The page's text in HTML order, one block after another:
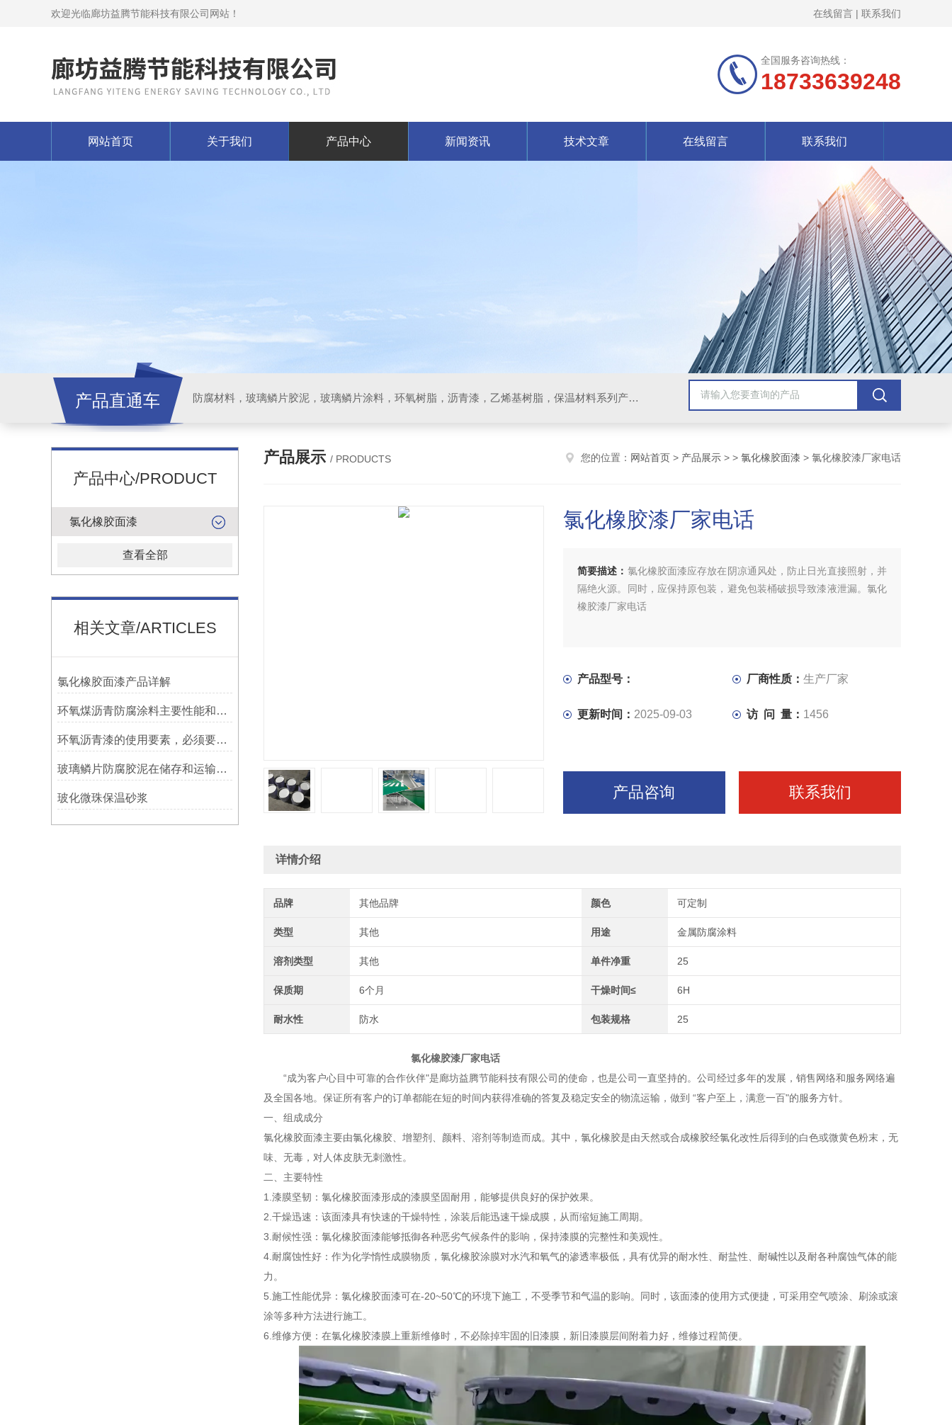
欢迎光临廊坊益腾节能科技有限公司网站！ 在线留言 | 联系我们
全国服务咨询热线：
18733639248
网站首页 关于我们 产品中心 新闻资讯 技术文章 在线留言 联系我们
产品直通车 防腐材料，玻璃鳞片胶泥，玻璃鳞片涂料，环氧树脂，沥青漆，乙烯基树脂，保温材料系列产品。
产品中心/PRODUCT
氯化橡胶面漆
查看全部
相关文章/ARTICLES
氯化橡胶面漆产品详解
环氧煤沥青防腐涂料主要性能和用途
环氧沥青漆的使用要素，必须要知道！
玻璃鳞片防腐胶泥在储存和运输过程中的注意点
玻化微珠保温砂浆
产品展示 / PRODUCTS 您的位置： 网站首页 > 产品展示 > > 氯化橡胶面漆 > 氯化橡胶漆厂家电话
氯化橡胶漆厂家电话
简要描述： 氯化橡胶面漆应存放在阴凉通风处，防止日光直接照射，并
隔绝火源。同时，应保持原包装，避免包装桶破损导致漆液泄漏。氯化
橡胶漆厂家电话
产品型号： 厂商性质： 生产厂家
更新时间： 2025-09-03 访 问 量： 1456
产品咨询 联系我们
详情介绍
品牌 其他品牌 颜色 可定制
类型 其他 用途 金属防腐涂料
溶剂类型 其他 单件净重 25
保质期 6个月 干燥时间≤ 6H
耐水性 防水 包装规格 25
氯化橡胶漆厂家电话
“成为客户心目中可靠的合作伙伴"是廊坊益腾节能科技有限公司的使命，也是公司一直坚持的。公司经过多年的发展，销售网络和服务网络遍
及全国各地。保证所有客户的订单都能在短的时间内获得准确的答复及稳定安全的物流运输，做到 “客户至上，满意一百"的服务方针。
一、组成成分
氯化橡胶面漆主要由氯化橡胶、增塑剂、颜料、溶剂等制造而成。其中，氯化橡胶是由天然或合成橡胶经氯化改性后得到的白色或微黄色粉末，无
味、无毒，对人体皮肤无刺激性。
二、主要特性
1.漆膜坚韧：氯化橡胶面漆形成的漆膜坚固耐用，能够提供良好的保护效果。
2.干燥迅速：该面漆具有快速的干燥特性，涂装后能迅速干燥成膜，从而缩短施工周期。
3.耐候性强：氯化橡胶面漆能够抵御各种恶劣气候条件的影响，保持漆膜的完整性和美观性。
4.耐腐蚀性好：作为化学惰性成膜物质，氯化橡胶涂膜对水汽和氧气的渗透率极低，具有优异的耐水性、耐盐性、耐碱性以及耐各种腐蚀气体的能
力。
5.施工性能优异：氯化橡胶面漆可在-20~50℃的环境下施工，不受季节和气温的影响。同时，该面漆的使用方式便捷，可采用空气喷涂、刷涂或滚
涂等多种方法进行施工。
6.维修方便：在氯化橡胶漆膜上重新维修时，不必除掉牢固的旧漆膜，新旧漆膜层间附着力好，维修过程简便。